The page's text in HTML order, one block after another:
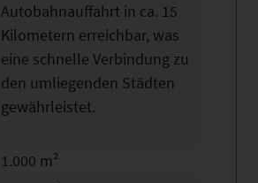
Autobahnauffahrt in ca. 15
Kilometern erreichbar, was
eine schnelle Verbindung zu
den umliegenden Städten
gewährleistet.
1.000 m²